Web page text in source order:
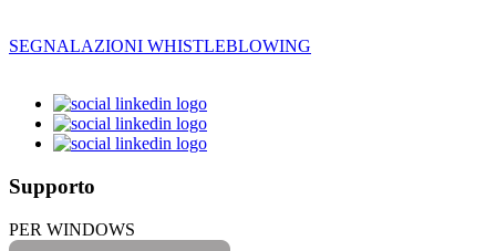
SEGNALAZIONI WHISTLEBLOWING
Supporto
PER WINDOWS